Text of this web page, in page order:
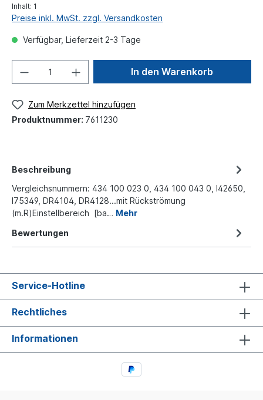
Inhalt: 1
Preise inkl. MwSt. zzgl. Versandkosten
Verfügbar, Lieferzeit 2-3 Tage
In den Warenkorb
Zum Merkzettel hinzufügen
Produktnummer: 7611230
Beschreibung
Vergleichsnummern: 434 100 023 0, 434 100 043 0, I42650,
I75349, DR4104, DR4128...mit Rückströmung
(m.R)Einstellbereich [ba… Mehr
Bewertungen
Service-Hotline
Rechtliches
Informationen